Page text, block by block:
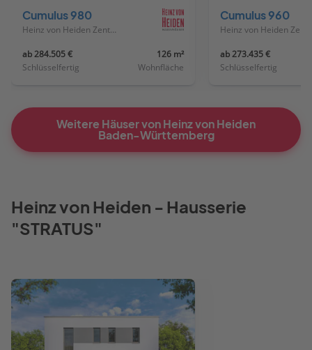
Cumulus 980
Heinz von Heiden Zentrale
ab 284.505 €
Schlüsselfertig
126 m²
Wohnfläche
Cumulus 960
ab 273.435 €
Schlüsselfertig
Weitere Häuser von Heinz von Heiden
Baden-Württemberg
Heinz von Heiden - Hausserie
"STRATUS"